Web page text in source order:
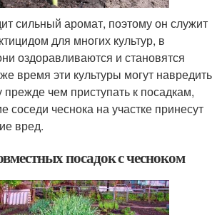
сильный аромат, поэтому он служит
для многих культур, в
оздоравливаются и становятся
время эти культуры могут навредить
прежде чем приступать к посадкам,
соседи чеснока на участке принесут
вред.
посадок с чесноком